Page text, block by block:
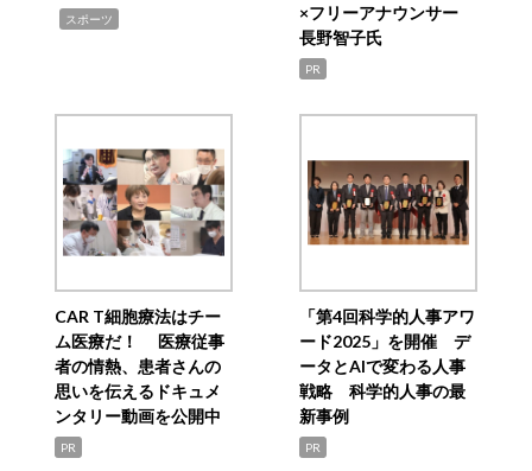
スポーツ
×フリーアナウンサー
長野智子氏
PR
CAR T細胞療法はチー
ム医療だ！ 医療従事
者の情熱、患者さんの
思いを伝えるドキュメ
ンタリー動画を公開中
PR
「第4回科学的人事アワ
ード2025」を開催 デ
ータとAIで変わる人事
戦略 科学的人事の最
新事例
PR